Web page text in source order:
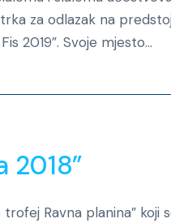
za odlazak na
2019”. Svoje mjesto...
2018”
Ravna planina” koji